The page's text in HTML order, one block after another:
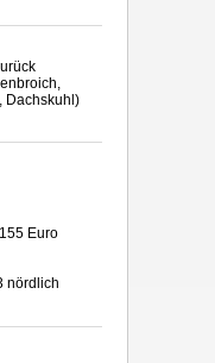
Dachskuhl)
Euro
nördlich